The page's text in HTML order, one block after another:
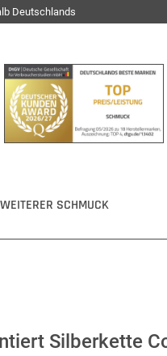
Deutschlands
WEITERER SCHMUCK
Silberkette